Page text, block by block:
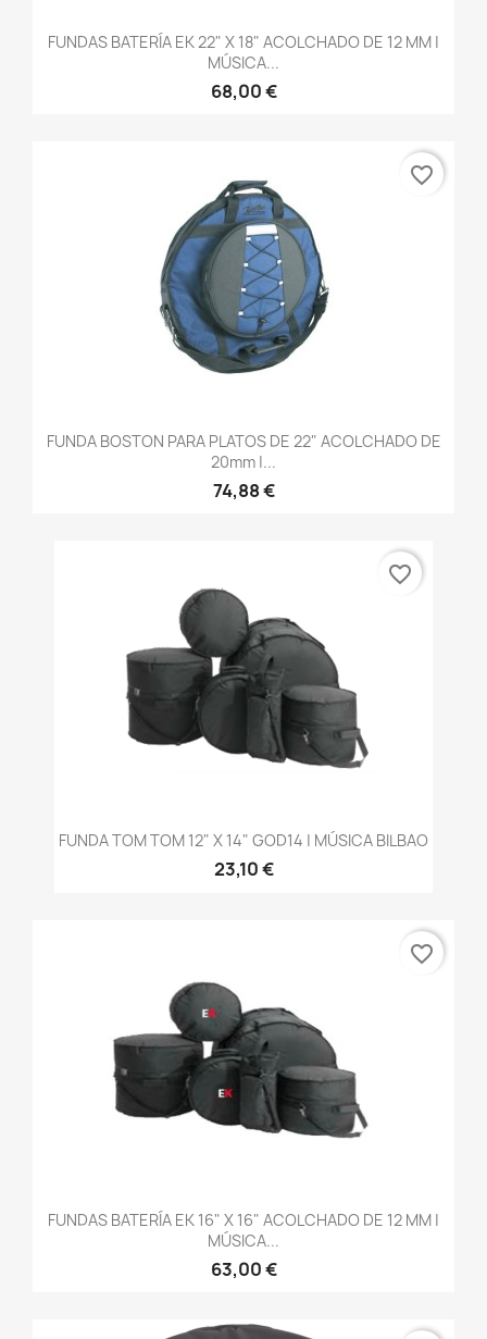
FUNDAS BATERÍA EK 22" X 18" ACOLCHADO DE 12 MM |
MÚSICA...
68,00 €
FUNDA BOSTON PARA PLATOS DE 22" ACOLCHADO DE
20mm |...
74,88 €
favorite_border
FUNDA TOM TOM 12" X 14" GOD14 | MÚSICA BILBAO
23,10 €
favorite_border
FUNDAS BATERÍA EK 16" X 16" ACOLCHADO DE 12 MM |
MÚSICA...
63,00 €
favorite_border